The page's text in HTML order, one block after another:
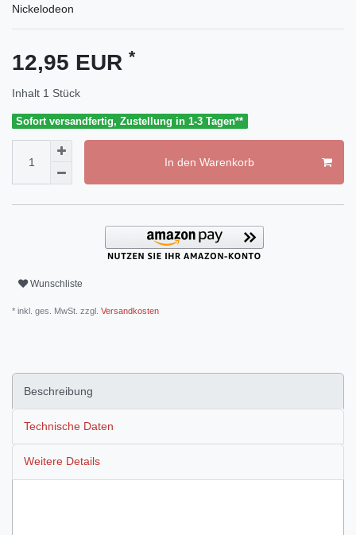
Nickelodeon
12,95 EUR *
Inhalt 1 Stück
Sofort versandfertig, Zustellung in 1-3 Tagen**
In den Warenkorb
Wunschliste
* inkl. ges. MwSt. zzgl. Versandkosten
Beschreibung
Technische Daten
Weitere Details